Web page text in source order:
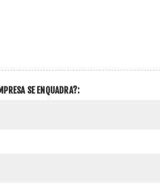
SE ENQUADRA?: